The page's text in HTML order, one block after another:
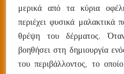
μερικά από τα κύρια
περιέχει φυσικά
θρέψη του δέρματος.
βοηθήσει στη δημιουργία
του περιβάλλοντος, το